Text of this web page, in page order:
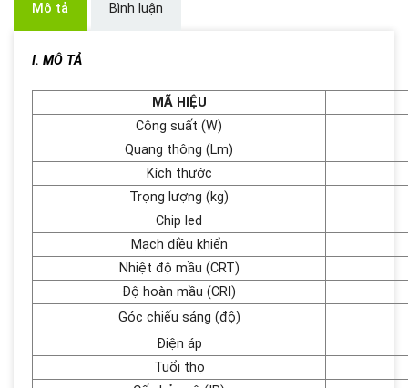
Mô tả Bình luận
I. MÔ TẢ
MÃ HIỆU
Công suất (W)
Quang thông (Lm)
Kích thước
Trọng lượng (kg)
Chip led
Mạch điều khiển
Nhiệt độ mầu (CRT)
Độ hoàn mầu (CRI)
Góc chiếu sáng (độ)
Điện áp
Tuổi thọ